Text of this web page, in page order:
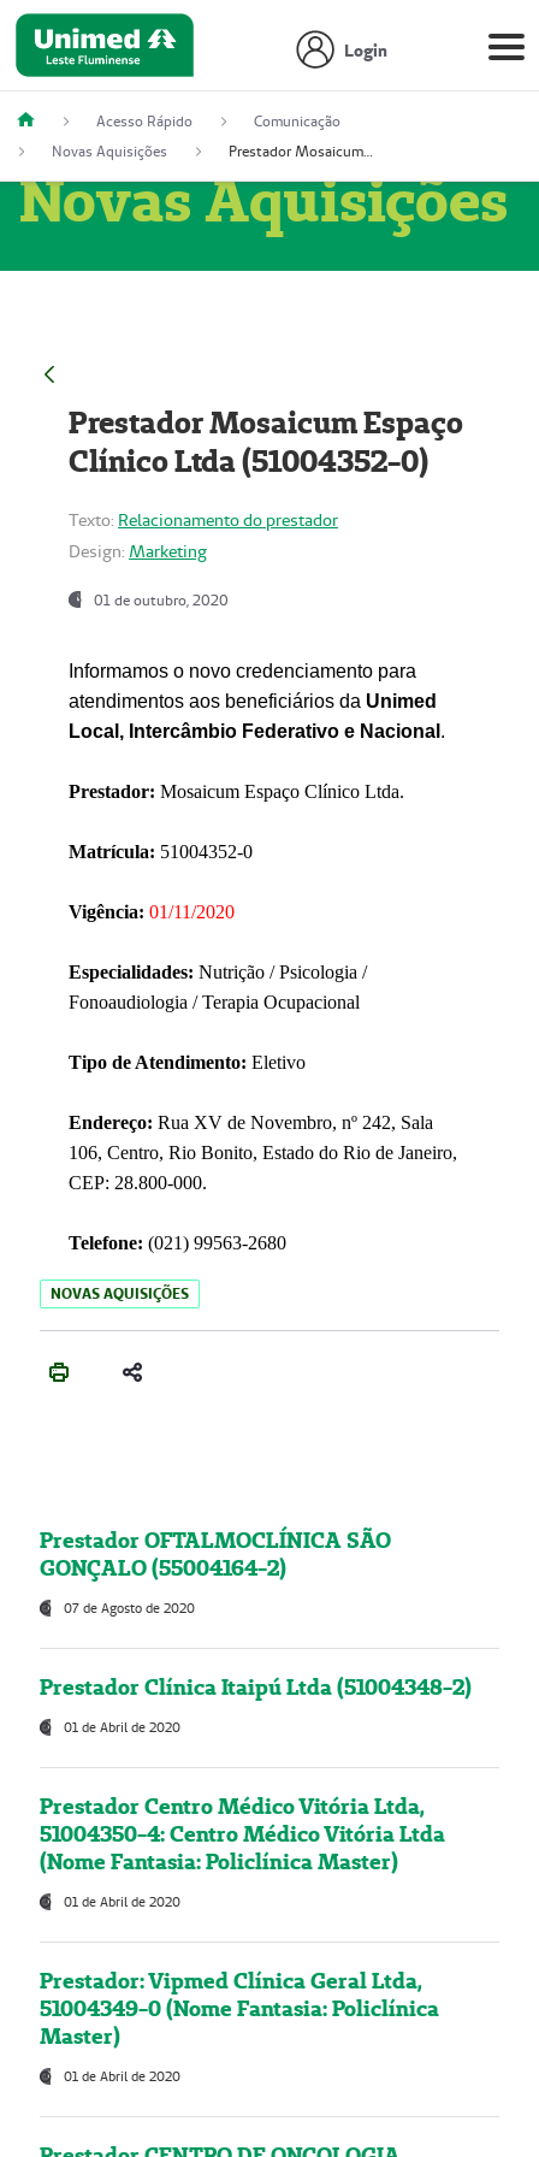
Login
Acesso Rápido
Comunicação
Novas Aquisições
Prestador Mosaicum Espaço Clínico Ltda (51004352-0)
Novas Aquisições
Prestador Mosaicum Espaço
Clínico Ltda (51004352-0)
Texto: Relacionamento do prestador
Design: Marketing
01 de outubro, 2020
Informamos o novo credenciamento para
atendimentos aos beneficiários da Unimed
Local, Intercâmbio Federativo e Nacional .
Prestador: Mosaicum Espaço Clínico Ltda.
Matrícula: 51004352-0
Vigência: 01/11/2020
Especialidades: Nutrição / Psicologia /
Fonoaudiologia / Terapia Ocupacional
Tipo de Atendimento: Eletivo
Endereço: Rua XV de Novembro, nº 242, Sala
106, Centro, Rio Bonito, Estado do Rio de Janeiro,
CEP: 28.800-000.
Telefone: (021) 99563-2680
NOVAS AQUISIÇÕES
Prestador OFTALMOCLÍNICA SÃO
GONÇALO (55004164-2)
07 de Agosto de 2020
Prestador Clínica Itaipú Ltda (51004348-2)
01 de Abril de 2020
Prestador Centro Médico Vitória Ltda,
51004350-4: Centro Médico Vitória Ltda
(Nome Fantasia: Policlínica Master)
01 de Abril de 2020
Prestador: Vipmed Clínica Geral Ltda,
51004349-0 (Nome Fantasia: Policlínica
Master)
01 de Abril de 2020